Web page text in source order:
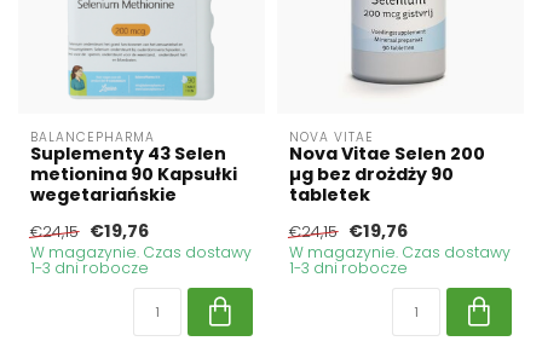
BALANCEPHARMA
Suplementy 43 Selen
metionina 90 Kapsułki
wegetariańskie
€24,15 €19,76
W magazynie. Czas dostawy
1-3 dni robocze
NOVA VITAE
Nova Vitae Selen 200
µg bez drożdży 90
tabletek
€24,15 €19,76
W magazynie. Czas dostawy
1-3 dni robocze